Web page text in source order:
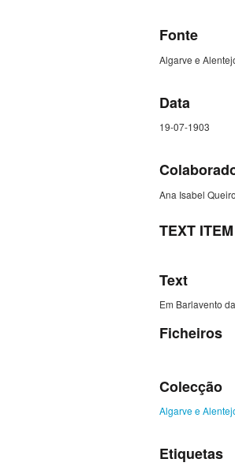
Fonte
Algarve e
Data
19-07-1903
Ana Isabel
TEXT
Text
Em Barlavento
Ficheiros
Colecção
Algarve e
Etiquetas